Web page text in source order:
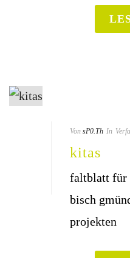
Von sP0.Th In
kitas
falt­blatt für
bisch
projekten